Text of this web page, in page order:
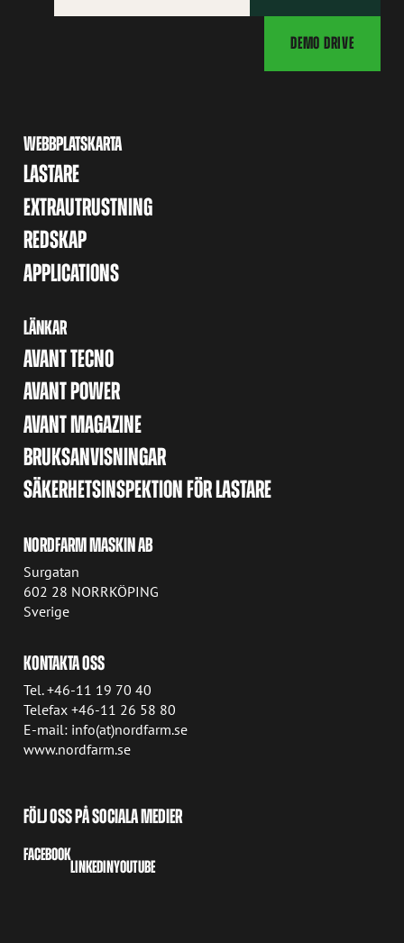
DEMO DRIVE
WEBBPLATSKARTA
LASTARE
EXTRAUTRUSTNING
REDSKAP
APPLICATIONS
LÄNKAR
AVANT TECNO
AVANT POWER
AVANT MAGAZINE
BRUKSANVISNINGAR
SÄKERHETSINSPEKTION FÖR LASTARE
NORDFARM MASKIN AB
Surgatan
602 28 NORRKÖPING
Sverige
KONTAKTA OSS
Tel. +46-11 19 70 40
Telefax +46-11 26 58 80
E-mail: info(at)nordfarm.se
www.nordfarm.se
FÖLJ OSS PÅ SOCIALA MEDIER
FACEBOOK
LINKEDINYOUTUBE